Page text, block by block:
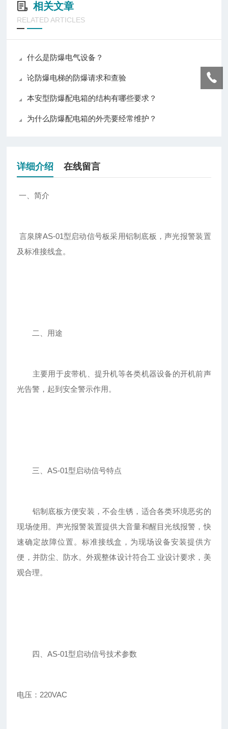
相关文章
RELATED ARTICLES
什么是防爆电气设备？
论防爆电梯的防爆请求和查验
本安型防爆配电箱的结构有哪些要求？
为什么防爆配电箱的外壳要经常维护？
详细介绍 在线留言
一、简介
言泉牌AS-01型启动信号板采用铝制底板，声光报警装置
及标准接线盒。
二、用途
主要用于皮带机、提升机等各类机器设备的开机前声
光告警，起到安全警示作用。
三、AS-01型启动信号特点
铝制底板方便安装，不会生锈，适合各类环境恶劣的
现场使用。声光报警装置提供大音量和醒目光线报警，快
速确定故障位置。标准接线盒，为现场设备安装提供方
便，并防尘、防水。外观整体设计符合工 业设计要求，美
观合理。
四、AS-01型启动信号技术参数
电压：220VAC